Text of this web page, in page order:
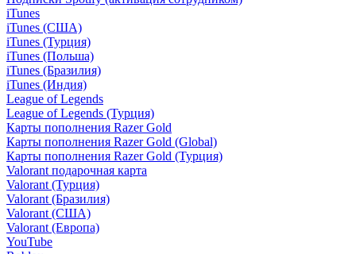
iTunes
iTunes (США)
iTunes (Турция)
iTunes (Польша)
iTunes (Бразилия)
iTunes (Индия)
League of Legends
League of Legends (Турция)
Карты пополнения Razer Gold
Карты пополнения Razer Gold (Global)
Карты пополнения Razer Gold (Турция)
Valorant подарочная карта
Valorant (Турция)
Valorant (Бразилия)
Valorant (США)
Valorant (Европа)
YouTube